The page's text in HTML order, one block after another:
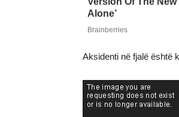
Aksidenti në fjalë është